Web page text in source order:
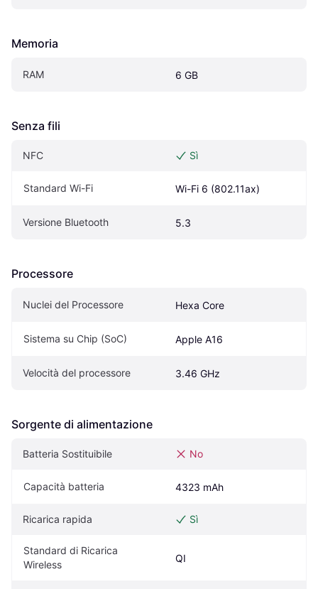
Memoria
RAM 6 GB
Senza fili
NFC Sì
Standard Wi-Fi Wi-Fi 6 (802.11ax)
Versione Bluetooth 5.3
Processore
Nuclei del Processore Hexa Core
Sistema su Chip (SoC) Apple A16
Velocità del processore 3.46 GHz
Sorgente di alimentazione
Batteria Sostituibile No
Capacità batteria 4323 mAh
Ricarica rapida Sì
Standard di Ricarica
Wireless
QI